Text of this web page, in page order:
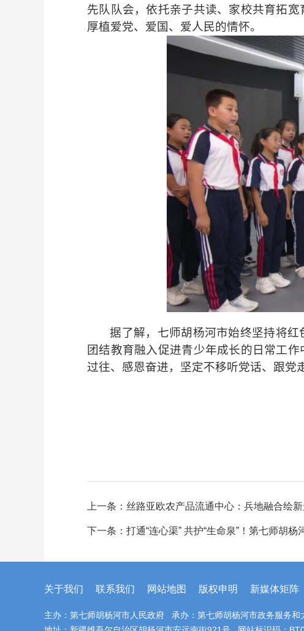
先队队会，依托亲子共读、家校共育拓
厚植爱党、爱国、爱人民的情怀。
据了解，七师胡杨河市始终坚持将
团结教育融入促进青少年成长的日常工
过往、感恩奋进，坚定不移听党话、跟党
上一条： 丝路亚欧农产品流通中心：兵地融合绘
下一条： 打通“连心渠” 共护“生命泉”！第七师胡
关于我们 联系我们 网站地图 版权申明 新媒体矩阵
主办：第七师胡杨河市人民政府 承办：第七师胡杨河市政务服务